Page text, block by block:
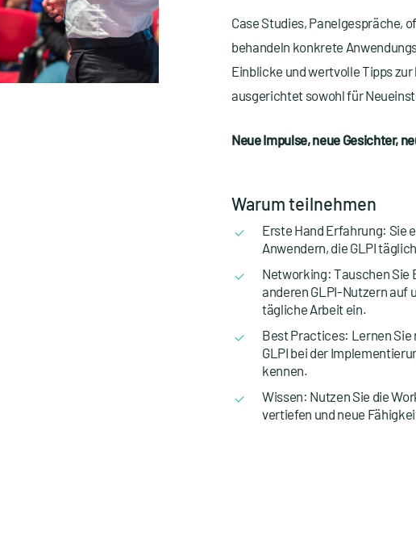
Case Studies, Panelgespräche,
behandeln konkrete
Einblicke und wertvolle Tipps zur
ausgerichtet sowohl für
Neue Impulse, neue Gesichter,
Warum teilnehmen
Erste Hand Erfahrung: Sie
Anwendern, die GLPI
Networking: Tauschen Sie
anderen GLPI-Nutzern auf
tägliche Arbeit ein.
Best Practices: Lernen Sie
GLPI bei der
kennen.
Wissen: Nutzen Sie die
vertiefen und neue